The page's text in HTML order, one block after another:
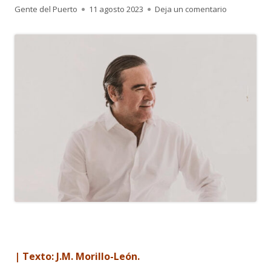
Autor
Gente del Puerto
Publicado
11 agosto 2023 Deja un comentario
| Texto: J.M. Morillo-León.